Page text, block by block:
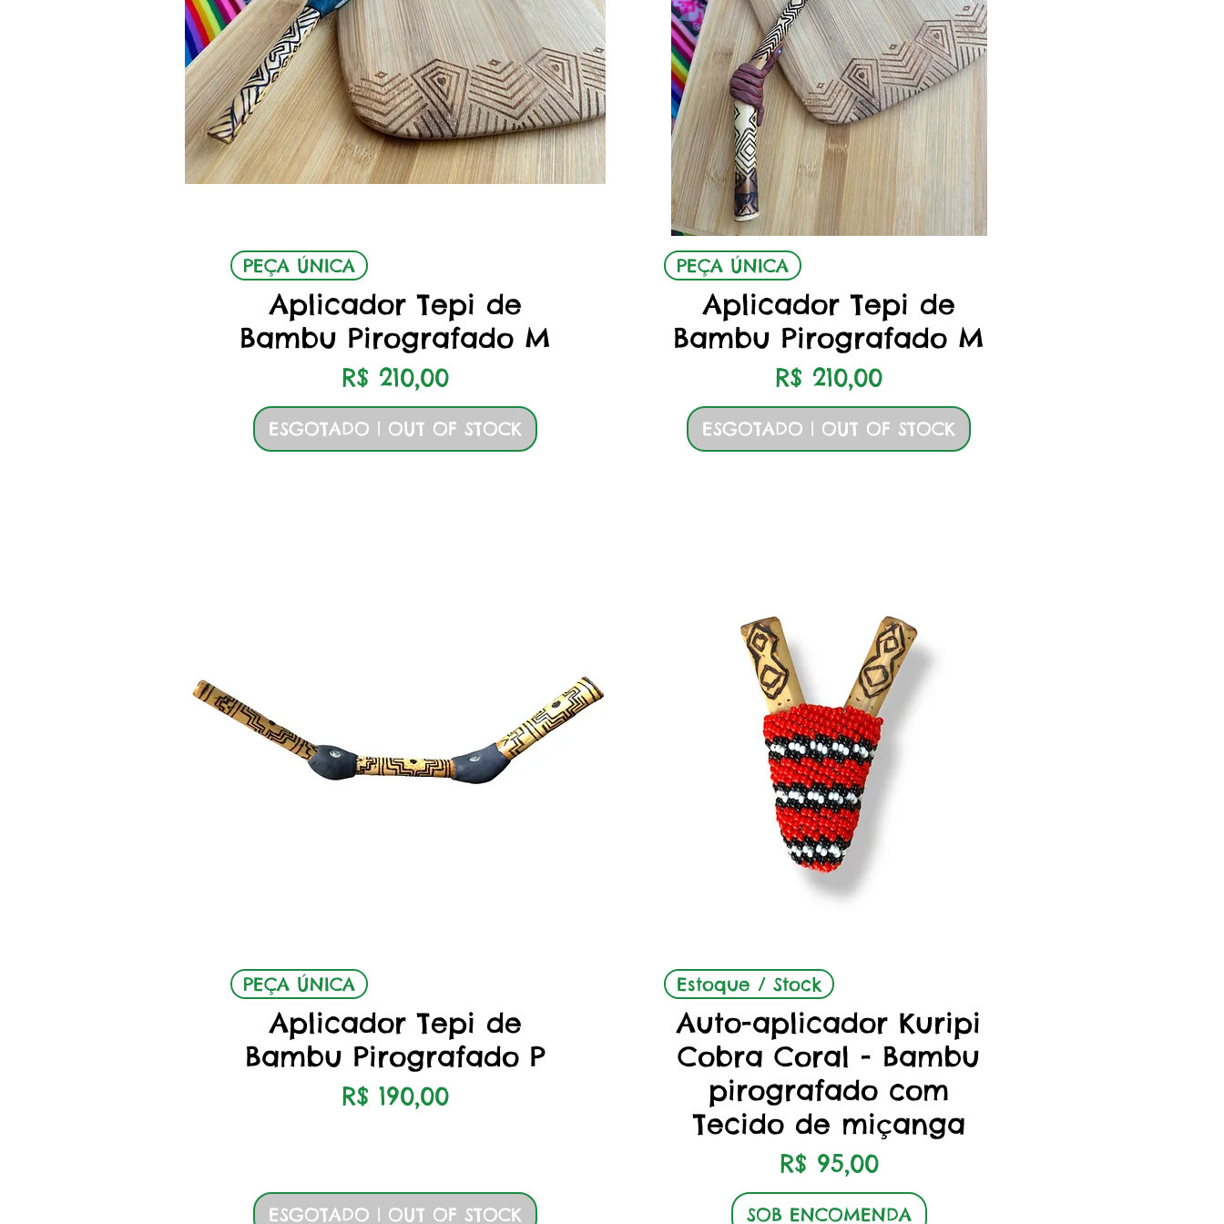
Visualização rápida
PEÇA ÚNICA
Aplicador Tepi de
Bambu Pirografado M
Preço
R$ 210,00
ESGOTADO | OUT OF STOCK
Visualização rápida
PEÇA ÚNICA
Aplicador Tepi de
Bambu Pirografado M
Preço
R$ 210,00
ESGOTADO | OUT OF STOCK
Visualização rápida
PEÇA ÚNICA
Aplicador Tepi de
Bambu Pirografado P
Preço
R$ 190,00
ESGOTADO | OUT OF STOCK
Visualização rápida
Estoque / Stock
Auto-aplicador Kuripi
Cobra Coral - Bambu
pirografado com
Tecido de miçanga
Preço
R$ 95,00
SOB ENCOMENDA